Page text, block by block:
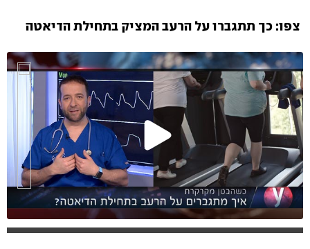
צפו: כך תתגברו על הרעב המציק בתחילת הדיאטה